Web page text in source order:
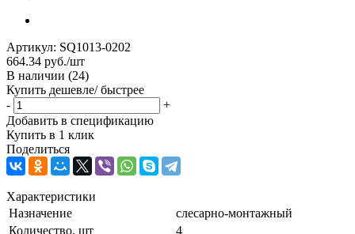
Артикул: SQ1013-0202
664.34 руб./шт
В наличии (24)
Купить дешевле/ быстрее
-
+
Добавить в спецификацию
Купить в 1 клик
Поделиться
Характеристики
Назначение
слесарно-монтажный
Количество, шт
4